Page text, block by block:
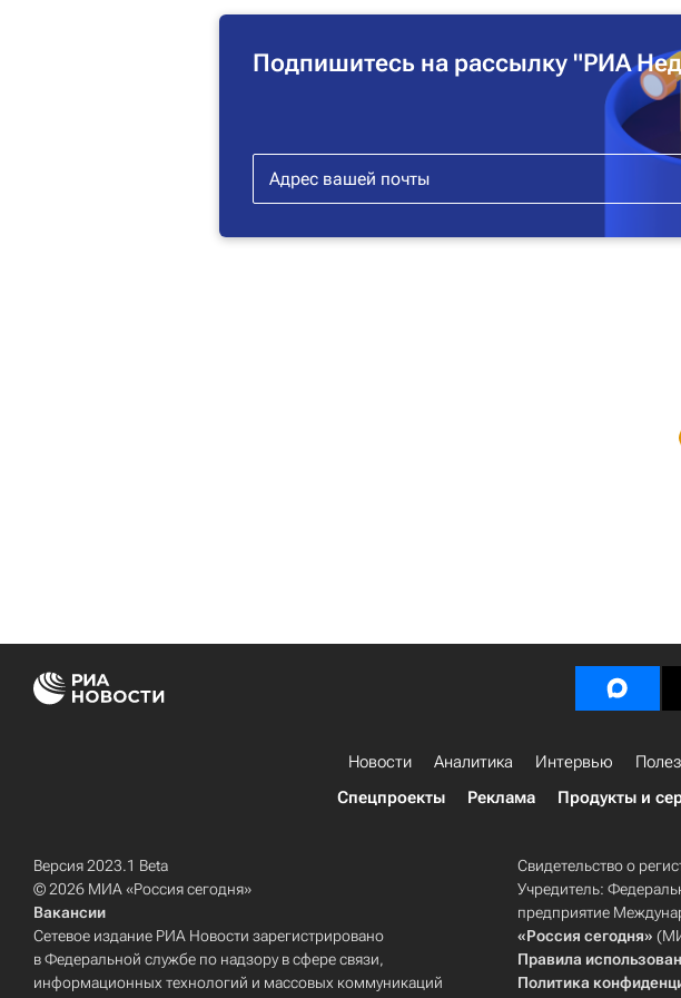
Подпишитесь на рассылку "РИА
Новости Аналитика Интервью
Спецпроекты
Реклама Продукты и
Версия 2023.1 Beta
© 2026 МИА «Россия сегодня»
Вакансии
Сетевое издание РИА Новости зарегистрировано
в Федеральной службе по надзору в сфере связи,
информационных технологий и массовых коммуникаций
Свидетельство о
Учредитель:
предприятие
«Россия сегодня»
Правила
Политика